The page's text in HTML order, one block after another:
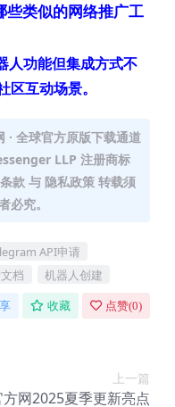
类似的网络推广工
人功能但集成方式不
互动场景。
全球官方原版下载通道
LLP 注册商标
款 与 隐私政策 转载须
必究。
API申请
档 机器人创建
收藏 点赞(0)
上一篇
网2025夏季更新亮点